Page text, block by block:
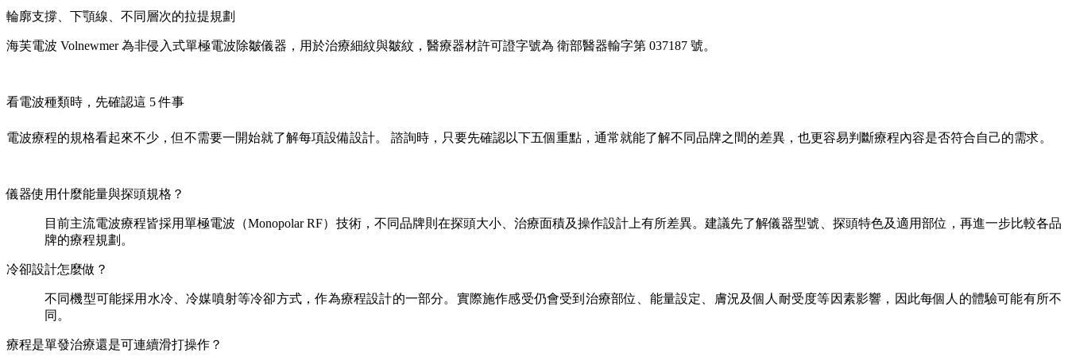
輪廓支撐、下顎線、不同層次的拉提規劃
海芙電波 Volnewmer 為非侵入式單極電波除皺儀器，用於治療細紋與皺紋，醫療器材許可證字號為 衛部醫器輸字第 037187 號。
看電波種類時，先確認這 5 件事
電波療程的規格看起來不少，但不需要一開始就了解每項設備設計。 諮詢時，只要先確認以下五個重點，通常就能了解不同品牌之間的差異，也更容易判斷療程內容是否符合自己的需求。
儀器使用什麼能量與探頭規格？
目前主流電波療程皆採用單極電波（Monopolar RF）技術，不同品牌則在探頭大小、治療面積及操作設計上有所差異。建議先了解儀器型號、探頭特色及適用部位，再進一步比較各品
牌的療程規劃。
冷卻設計怎麼做？
不同機型可能採用水冷、冷媒噴射等冷卻方式，作為療程設計的一部分。實際施作感受仍會受到治療部位、能量設定、膚況及個人耐受度等因素影響，因此每個人的體驗可能有所不
同。
療程是單發治療還是可連續滑打操作？